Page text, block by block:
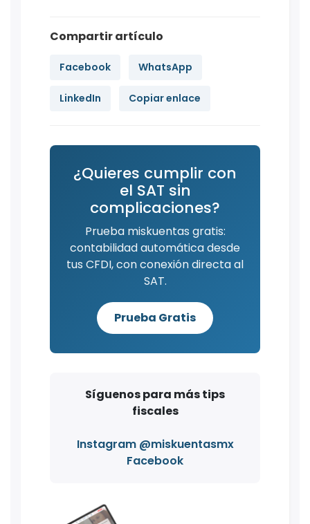
Compartir artículo
Facebook WhatsApp
LinkedIn Copiar enlace
¿Quieres cumplir con
el SAT sin
complicaciones?
Prueba miskuentas gratis:
contabilidad automática desde
tus CFDI, con conexión directa al
SAT.
Prueba Gratis
Síguenos para más tips
fiscales
Instagram @miskuentasmx
Facebook